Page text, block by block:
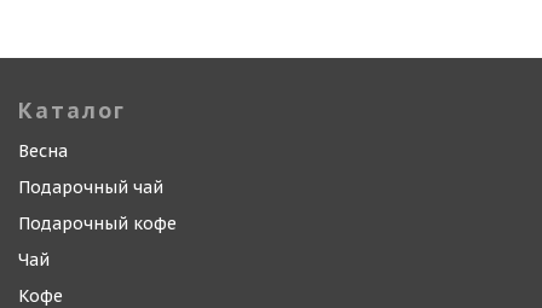
Каталог
Весна
Подарочный чай
Подарочный кофе
Чай
Кофе